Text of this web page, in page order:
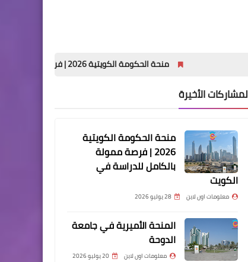
منحة الحكومة الكويتية 2026 | فرصة ممولة بالكامل للدراسة في الكويت
الأخيرة
منحة الحكومة الكويتية
2026 | فرصة ممولة
بالكامل للدراسة في
الكويت
معلومات اون لاين 28 يوليو 2026
المنحة الأميرية في جامعة
الدوحة
معلومات اون لاين 20 يوليو 2026